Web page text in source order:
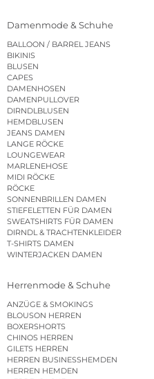
Damenmode & Schuhe
BALLOON / BARREL JEANS
BIKINIS
BLUSEN
CAPES
DAMENHOSEN
DAMENPULLOVER
DIRNDLBLUSEN
HEMDBLUSEN
JEANS DAMEN
LANGE RÖCKE
LOUNGEWEAR
MARLENEHOSE
MIDI RÖCKE
RÖCKE
SONNENBRILLEN DAMEN
STIEFELETTEN FÜR DAMEN
SWEATSHIRTS FÜR DAMEN
DIRNDL & TRACHTENKLEIDER
T-SHIRTS DAMEN
WINTERJACKEN DAMEN
Herrenmode & Schuhe
ANZÜGE & SMOKINGS
BLOUSON HERREN
BOXERSHORTS
CHINOS HERREN
GILETS HERREN
HERREN BUSINESSHEMDEN
HERREN HEMDEN